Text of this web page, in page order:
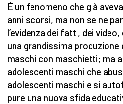
È un fenomeno che già
anni scorsi, ma non se ne
l’evidenza dei fatti, dei video,
una grandissima produzione
maschi con maschietti; ma
adolescenti maschi che
adolescenti maschi e si
pure una nuova sfida